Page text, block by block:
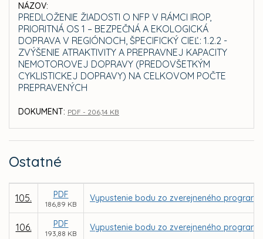
NÁZOV:
PREDLOŽENIE ŽIADOSTI O NFP V RÁMCI IROP,
PRIORITNÁ OS 1 – BEZPEČNÁ A EKOLOGICKÁ
DOPRAVA V REGIÓNOCH, ŠPECIFICKÝ CIEĽ: 1.2.2 -
ZVÝŠENIE ATRAKTIVITY A PREPRAVNEJ KAPACITY
NEMOTOROVEJ DOPRAVY (PREDOVŠETKÝM
CYKLISTICKEJ DOPRAVY) NA CELKOVOM POČTE
PREPRAVENÝCH
DOKUMENT: PDF - 206,14 KB
Ostatné
105. PDF
186,89 KB
Vypustenie bodu zo zverejneného
106. PDF
193,88 KB
Vypustenie bodu zo zverejneného